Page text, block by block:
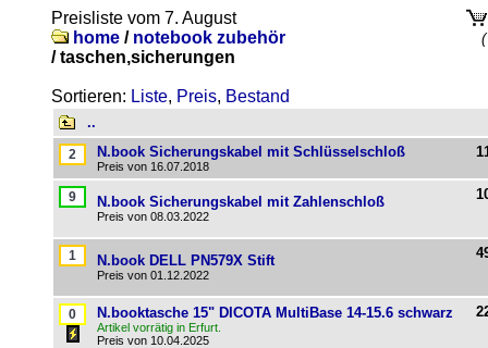
Preisliste vom 7. August
home / notebook zubehör
/taschen,sicherungen
Sortieren: Liste, Preis, Bestand
..
N.book Sicherungskabel mit Schlüsselschloß
Preis von 16.07.2018
N.book Sicherungskabel mit Zahlenschloß
Preis von 08.03.2022
N.book DELL PN579X Stift
Preis von 01.12.2022
N.booktasche 15" DICOTA MultiBase 14-15.6 schwarz
Artikel vorrätig in Erfurt.
Preis von 10.04.2025